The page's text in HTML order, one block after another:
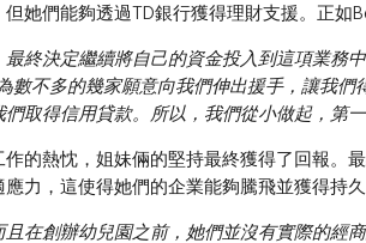
她們能夠透過TD銀行獲得理財支援。正如
終決定繼續將自己的資金投入到這項業務
數不多的幾家願意向我們伸出援手，讓我
取得信用貸款。所以，我們從小做起，第
的熱忱，姐妹倆的堅持最終獲得了回報。
力，這使得她們的企業能夠騰飛並獲得持久
在創辦幼兒園之前，她們並沒有實際的經